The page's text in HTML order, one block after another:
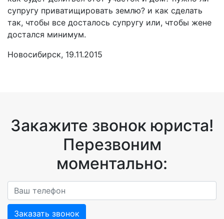
супругу приватищировать землю? и как сделать
так, чтобы все досталось супругу или, чтобы жене
достался минимум.
Новосибирск, 19.11.2015
Закажите звонок юриста!
Перезвоним
моментально:
Заказать звонок